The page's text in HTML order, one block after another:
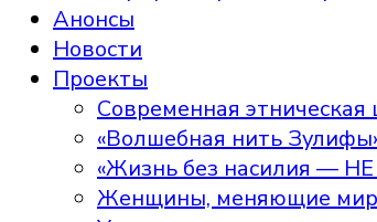
Анонсы
Новости
Проекты
Современная
«Волшебная нить
«Жизнь без насилия —
Женщины, меняющие мир